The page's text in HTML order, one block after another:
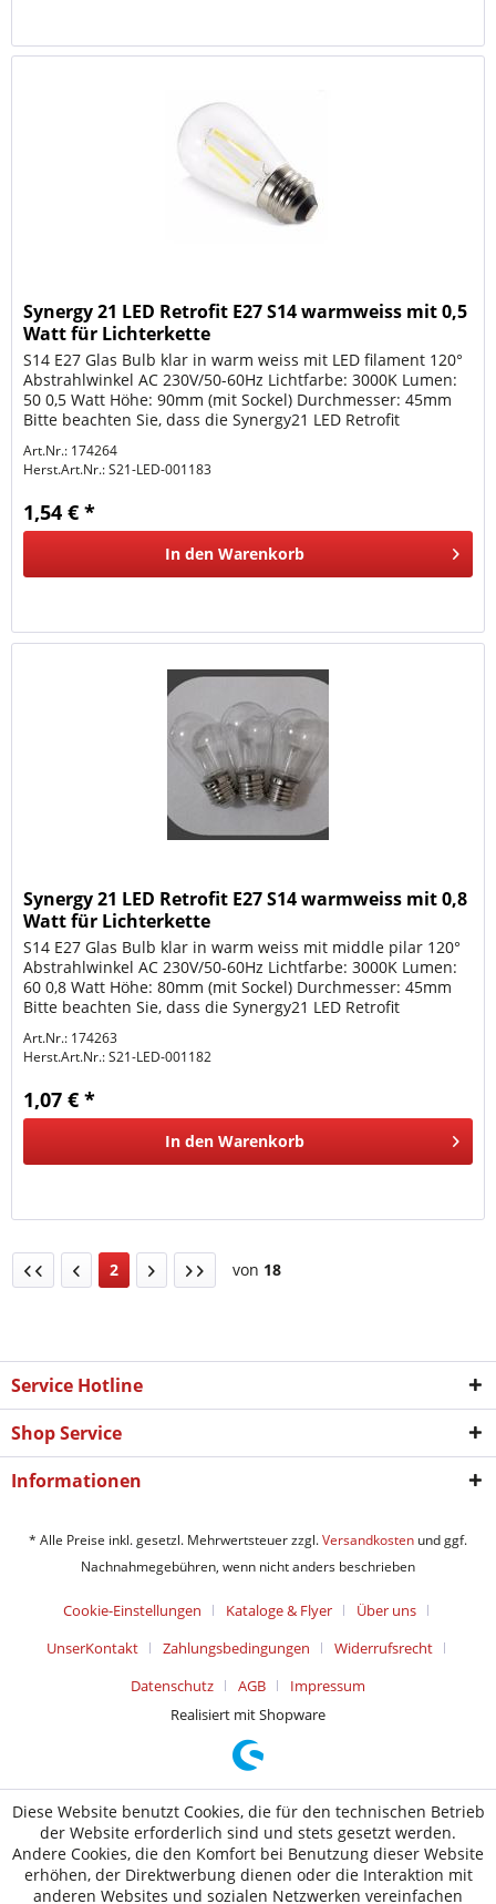
Synergy 21 LED Retrofit E27 S14 warmweiss mit 0,5
Watt für Lichterkette
S14 E27 Glas Bulb klar in warm weiss mit LED filament 120°
Abstrahlwinkel AC 230V/50-60Hz Lichtfarbe: 3000K Lumen:
50 0,5 Watt Höhe: 90mm (mit Sockel) Durchmesser: 45mm
Bitte beachten Sie, dass die Synergy21 LED Retrofit
Art.Nr.: 174264
Herst.Art.Nr.:S21-LED-001183
1,54 € *
In den Warenkorb
Synergy 21 LED Retrofit E27 S14 warmweiss mit 0,8
Watt für Lichterkette
S14 E27 Glas Bulb klar in warm weiss mit middle pilar 120°
Abstrahlwinkel AC 230V/50-60Hz Lichtfarbe: 3000K Lumen:
60 0,8 Watt Höhe: 80mm (mit Sockel) Durchmesser: 45mm
Bitte beachten Sie, dass die Synergy21 LED Retrofit
Art.Nr.: 174263
Herst.Art.Nr.:S21-LED-001182
1,07 € *
In den Warenkorb
2 von 18
Service Hotline
Shop Service
Informationen
* Alle Preise inkl. gesetzl. Mehrwertsteuer zzgl.Versandkosten und ggf.
Nachnahmegebühren, wenn nicht anders beschrieben
Cookie-Einstellungen Kataloge & Flyer
Über uns
UnserKontakt
Zahlungsbedingungen
Widerrufsrecht
Datenschutz
AGB
Impressum
Realisiert mit Shopware
Diese Website benutzt Cookies, die für den technischen Betrieb
der Website erforderlich sind und stets gesetzt werden.
Andere Cookies, die den Komfort bei Benutzung dieser Website
erhöhen, der Direktwerbung dienen oder die Interaktion mit
anderen Websites und sozialen Netzwerken vereinfachen